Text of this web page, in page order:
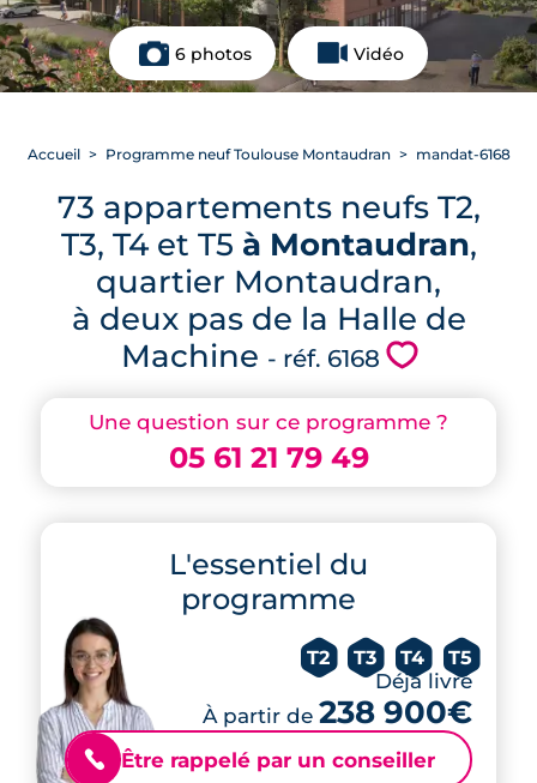
6 photos Vidéo
Une question sur ce programme ?
05 61 21 79 49
L'essentiel du
programme
T2 T3 T4 T5
Déjà livré
À partir de 238 900€
📞 Être rappelé par un conseiller
Accueil Programme neuf Toulouse Montaudran mandat-6168
73 appartements neufs T2,
T3, T4 et T5 à Montaudran,
quartier Montaudran,
à deux pas de la Halle de
Machine - réf. 6168 💗